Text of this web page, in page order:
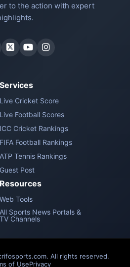
to the action with expert
Services
Live Cricket Score
Live Football Scores
ICC Cricket Rankings
FIFA Football Rankings
ATP Tennis Rankings
Guest Post
Resources
Web Tools
All Sports News Portals &
TV Channels
All rights reserved.
of UsePrivacy